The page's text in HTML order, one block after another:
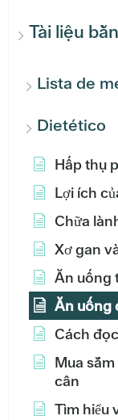
Tài liệu
Lista de
Dietético
Hấp thụ
Lợi ích
Chữa
Xơ gan
Ăn uống
Ăn uống
Cách
Mua
cân
Tìm hiểu